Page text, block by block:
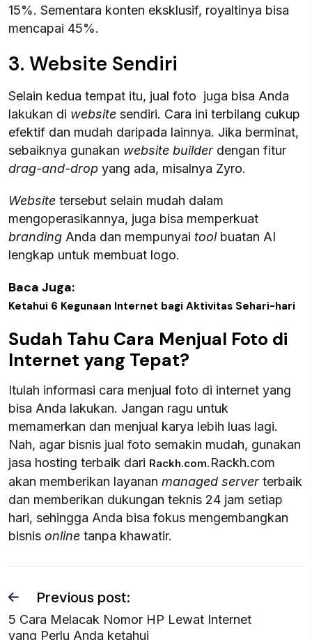
15%. Sementara konten eksklusif, royaltinya bisa
mencapai 45%.
3. Website Sendiri
Selain kedua tempat itu, jual foto juga bisa Anda
lakukan di website sendiri. Cara ini terbilang cukup
efektif dan mudah daripada lainnya. Jika berminat,
sebaiknya gunakan website builderdengan fitur
drag-and-drop yang ada, misalnya Zyro.
Website tersebut selain mudah dalam
mengoperasikannya, juga bisa memperkuat
branding Anda dan mempunyai toolbuatan AI
lengkap untuk membuat logo.
Baca Juga:
Ketahui 6 Kegunaan Internet bagi Aktivitas Sehari-hari
Sudah Tahu Cara Menjual Foto di
Internet yang Tepat?
Itulah informasi cara menjual foto di internet yang
bisa Anda lakukan. Jangan ragu untuk
memamerkan dan menjual karya lebih luas lagi.
Nah, agar bisnis jual foto semakin mudah, gunakan
jasa hosting terbaik dari Rackh.com.Rackh.com
akan memberikan layanan managed serverterbaik
dan memberikan dukungan teknis 24 jam setiap
hari, sehingga Anda bisa fokus mengembangkan
bisnis online tanpa khawatir.
Previous post:
5 Cara Melacak Nomor HP Lewat Internet
yang Perlu Anda ketahui